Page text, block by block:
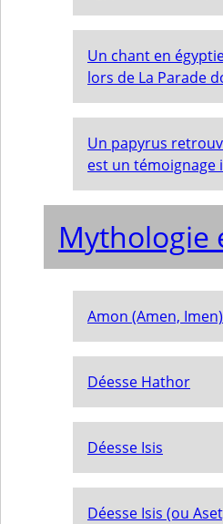
Un chant en
lors de La Parade
Un papyrus
est un témoignage
Mythologie
Amon (Amen, Imen)
Déesse Hathor
Déesse Isis
Déesse Isis (ou